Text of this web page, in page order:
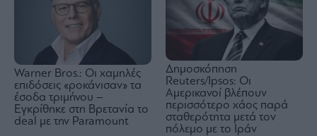
Warner Bros.: Οι χαμηλές
επιδόσεις «ροκάνισαν» τα
έσοδα τριμήνου –
Εγκρίθηκε στη Βρετανία το
deal με την Paramount
Δημοσκόπηση
Reuters/Ipsos: Οι
Αμερικανοί βλέπουν
περισσότερο χάος παρά
σταθερότητα μετά τον
πόλεμο με το Ιράν